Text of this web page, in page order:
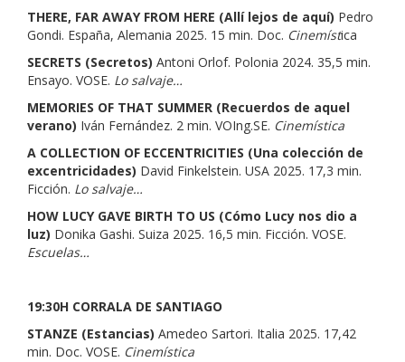
THERE, FAR AWAY FROM HERE (Allí lejos de aquí) Pedro
Gondi. España, Alemania 2025. 15 min. Doc. Cinemística
SECRETS (Secretos) Antoni Orlof. Polonia 2024. 35,5 min.
Ensayo. VOSE. Lo salvaje…
MEMORIES OF THAT SUMMER (Recuerdos de aquel
verano) Iván Fernández. 2 min. VOIng.SE. Cinemística
A COLLECTION OF ECCENTRICITIES (Una colección de
excentricidades) David Finkelstein. USA 2025. 17,3 min.
Ficción. Lo salvaje…
HOW LUCY GAVE BIRTH TO US (Cómo Lucy nos dio a
luz) Donika Gashi. Suiza 2025. 16,5 min. Ficción. VOSE.
Escuelas…
19:30H CORRALA DE SANTIAGO
STANZE (Estancias) Amedeo Sartori. Italia 2025. 17,42
min. Doc. VOSE. Cinemística